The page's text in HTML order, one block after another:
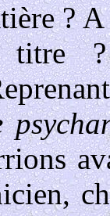
?
titre